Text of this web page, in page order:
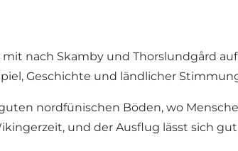
nach Skamby und Thorslundgård
Geschichte und ländlicher
nordfünischen Böden, wo
und der Ausflug lässt sich